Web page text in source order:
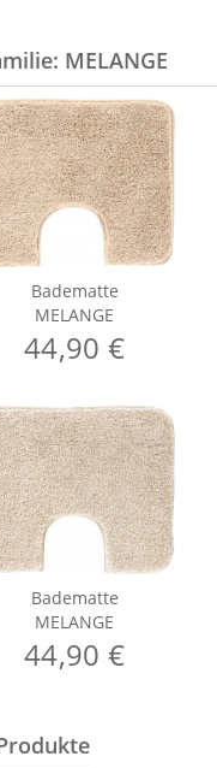
MELANGE
Badematte
MELANGE
44,90 €
Badematte
MELANGE
44,90 €